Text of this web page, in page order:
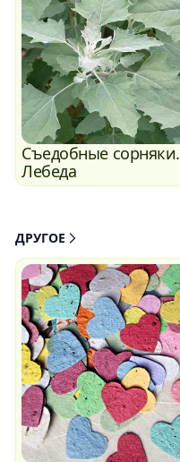
Съедобные сорняки.
Лебеда
ДРУГОЕ